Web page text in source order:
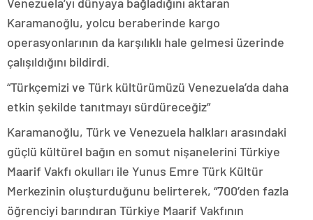
Karamanoğlu, yolcu beraberinde kargo
operasyonlarının da karşılıklı hale gelmesi üzerinde
çalışıldığını bildirdi.
“Türkçemizi ve Türk kültürümüzü Venezuela’da daha
etkin şekilde tanıtmayı sürdüreceğiz”
Karamanoğlu, Türk ve Venezuela halkları arasındaki
güçlü kültürel bağın en somut nişanelerini Türkiye
Maarif Vakfı okulları ile Yunus Emre Türk Kültür
Merkezinin oluşturduğunu belirterek, “700’den fazla
öğrenciyi barındıran Türkiye Maarif Vakfının